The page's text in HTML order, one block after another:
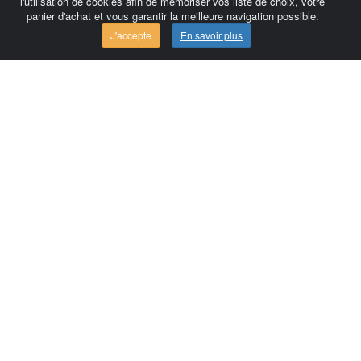
panier d'achat et vous garantir la meilleure navigation possible.
J'accepte En savoir plus